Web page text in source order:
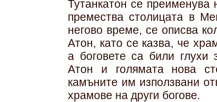
Тутанкатон се
премества столицата в
негово време, се описва
Атон, като се казва, че
а боговете са били
Атон и голямата нова
камъните им използвани
храмове на други богове.